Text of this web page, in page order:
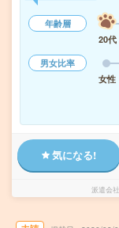
年齢層
20代
男女比率
女性
気になる!
派遣会社